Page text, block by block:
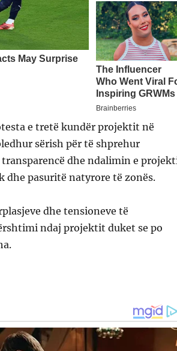
e tretë kundër projektit në
sërish për të shprehur
dhe ndalimin e
dhe pasuritë natyrore të zonës.
dhe tensioneve të
ndaj projektit duket se po